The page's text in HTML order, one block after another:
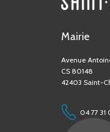
Mairie
Avenue
CS 80148
42403 Saint-
04 77 31